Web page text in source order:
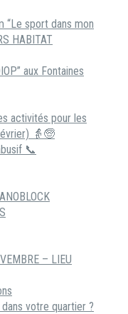
“Le sport dans mon
HABITAT
aux Fontaines
activités pour les
👵🧓
📞
– LIEU
votre quartier ?